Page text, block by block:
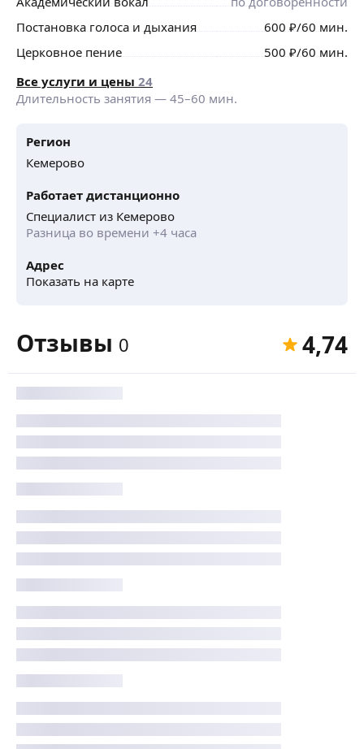
Постановка голоса и дыхания
600 ₽/60 мин.
Церковное пение
500 ₽/60 мин.
Все услуги и цены 24
Длительность занятия — 45–60 мин.
Регион
Кемерово
Работает дистанционно
Специалист из Кемерово
Разница во времени +4 часа
Адрес
Показать на карте
Отзывы 0 4,74